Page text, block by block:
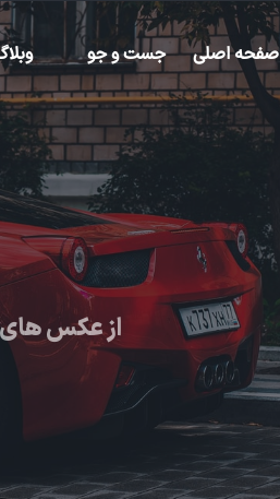
صفحه اصلی جست و جو
از عکس